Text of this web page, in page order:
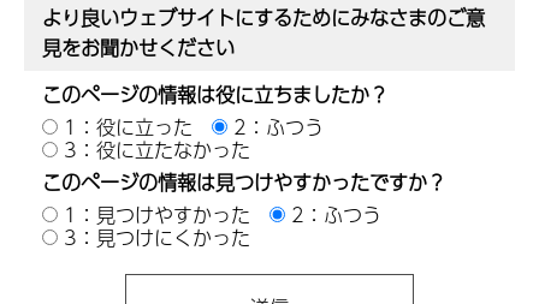
より良いウェブサイトにするためにみなさまのご意
見をお聞かせください
このページの情報は役に立ちましたか？
1：役に立った
2：ふつう
3：役に立たなかった
このページの情報は見つけやすかったですか？
1：見つけやすかった
2：ふつう
3：見つけにくかった